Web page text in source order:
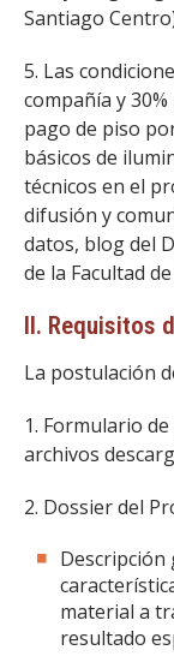
Santiago
5. Las
compañía y
pago de piso
básicos de
técnicos en el
difusión y
datos, blog del
de la Facultad
II. Requisitos
La postulación
1. Formulario
archivos
2. Dossier del
Descripción
material a
resultado